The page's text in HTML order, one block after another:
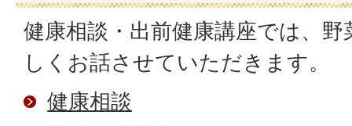
健康相談・出前健康講座では、
しくお話させていただきます。
健康相談